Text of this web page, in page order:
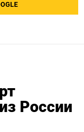
России